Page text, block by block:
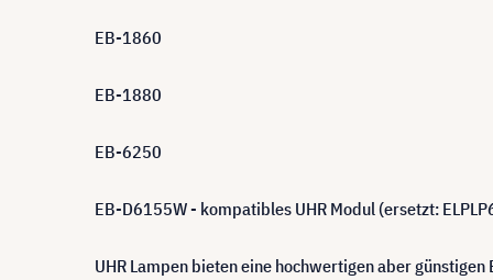
EB-1860
EB-1880
EB-6250
EB-D6155W - kompatibles UHR Modul (ersetzt:
UHR Lampen bieten eine hochwertigen aber